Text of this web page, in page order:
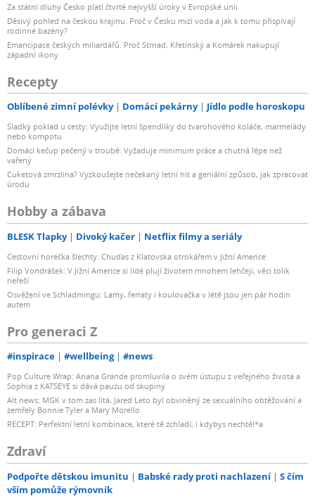
Za státní dluhy Česko platí čtvrté nejvyšší úroky v Evropské unii
Děsivý pohled na českou krajinu. Proč v Česku mizí voda a jak k tomu přispívají
rodinné bazény?
Emancipace českých miliardářů. Proč Strnad, Křetínský a Komárek nakupují
západní ikony
Recepty
Oblíbené zimní polévky Domácí pekárny Jídlo podle horoskopu
Sladký poklad u cesty: Využijte letní špendlíky do tvarohového koláče, marmelády
nebo kompotu
Domácí kečup pečený v troubě: Vyžaduje minimum práce a chutná lépe než
vařený
Cuketová zmrzlina? Vyzkoušejte nečekaný letní hit a geniální způsob, jak zpracovat
úrodu
Hobby a zábava
BLESK Tlapky Divoký kačer Netflix filmy a seriály
Cestovní horečka šlechty: Chuďas z Klatovska otrokářem v Jižní Americe
Filip Vondrášek: V Jižní Americe si lidé plují životem mnohem lehčeji, věci tolik
neřeší
Osvěžení ve Schladmingu: Lamy, ferraty i koulovačka v létě jsou jen pár hodin
autem
Pro generaci Z
#inspirace #wellbeing #news
Pop Culture Wrap: Ariana Grande promluvila o svém ústupu z veřejného života a
Sophia z KATSEYE si dává pauzu od skupiny
Alt news: MGK v tom zas lítá, Jared Leto byl obviněný ze sexuálního obtěžování a
zemřely Bonnie Tyler a Mary Morello
RECEPT: Perfektní letní kombinace, které tě zchladí, i kdybys nechtěl*a
Zdraví
Podpořte dětskou imunitu Babské rady proti nachlazení
S čím
vším pomůže rýmovník